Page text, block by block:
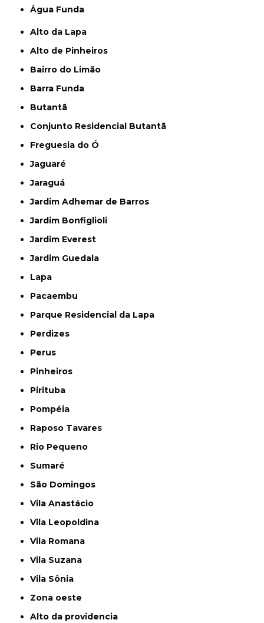
Água Funda
Alto da Lapa
Alto de Pinheiros
Bairro do Limão
Barra Funda
Butantã
Conjunto Residencial Butantã
Freguesia do Ó
Jaguaré
Jaraguá
Jardim Adhemar de Barros
Jardim Bonfiglioli
Jardim Everest
Jardim Guedala
Lapa
Pacaembu
Parque Residencial da Lapa
Perdizes
Perus
Pinheiros
Pirituba
Pompéia
Raposo Tavares
Rio Pequeno
Sumaré
São Domingos
Vila Anastácio
Vila Leopoldina
Vila Romana
Vila Suzana
Vila Sônia
Zona oeste
alto da providencia